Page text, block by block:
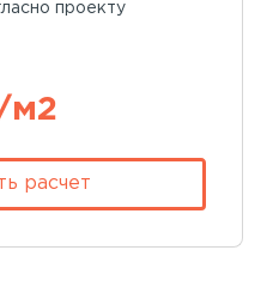
проекту
м2
расчет